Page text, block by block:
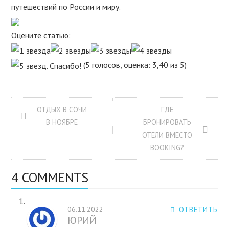
путешествий по России и миру.
Оцените статью:
(5 голосов, оценка: 3,40 из 5)
ОТДЫХ В СОЧИ
В НОЯБРЕ
ГДЕ
БРОНИРОВАТЬ
ОТЕЛИ ВМЕСТО
BOOKING?
4 COMMENTS
ОТВЕТИТЬ
06.11.2022
ЮРИЙ